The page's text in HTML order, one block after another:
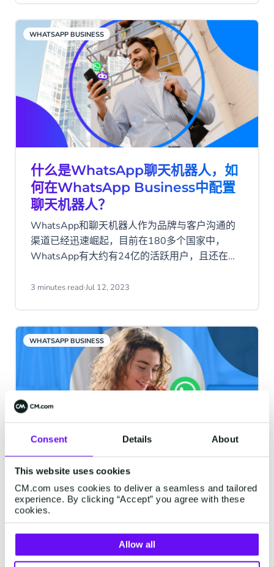
Consent Details About
This website uses cookies
CM.com uses cookies to deliver a seamless and tailored
experience. By clicking “Accept” you agree with these
cookies.
Allow all
WHATSAPP BUSINESS
什么是WhatsApp聊天机器人，如
何在WhatsApp Business中配置
聊天机器人？
WhatsApp和聊天机器人作为品牌与客户沟通的
渠道已经迅速崛起，目前在180多个国家中，
WhatsApp有大约有24亿的活跃用户，且还在持
企业的真正价值以及如何在WhatsApp Business
3 minutes read·Jul 12, 2023
WHATSAPP BUSINESS
国际短信 vs WhatsApp
Business API谁更胜一步？
触达全球消费者，选择国际短信还是WhatsApp
Business API？阅读文章，了解两种渠道的不同